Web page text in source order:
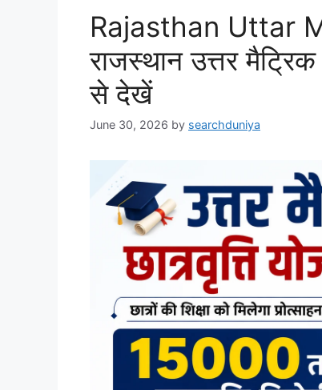
Rajasthan Uttar
राजस्थान उत्तर
से देखें
June 30, 2026 by searchduniya